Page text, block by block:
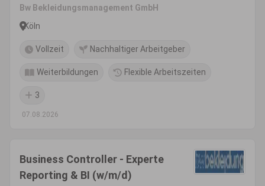
Bw Bekleidungsmanagement GmbH
Köln
Vollzeit Nachhaltiger Arbeitgeber
Weiterbildungen Flexible Arbeitszeiten
3
07.08.2026
Business Controller - Experte
Reporting & BI (w/m/d)